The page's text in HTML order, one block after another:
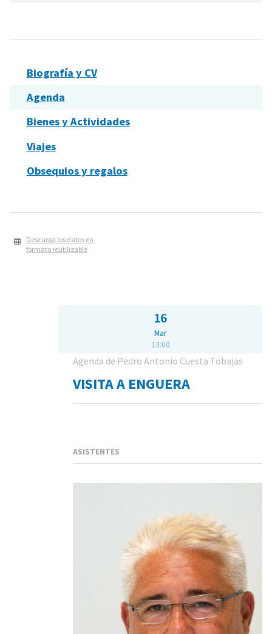
Biografía y CV
Agenda
Bienes y Actividades
Viajes
Obsequios y regalos
Descarga los datos en
formato reutilizable
16
Mar
13:00
Agenda de Pedro Antonio Cuesta Tobajas
VISITA A ENGUERA
ASISTENTES